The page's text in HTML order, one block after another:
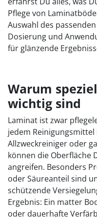
Pflege von
Auswahl des
Dosierung und
für glänzende
Warum
wichtig sind
Laminat ist zwar
jedem
Allzweckreiniger oder
können die Oberfläche
angreifen. Besonders
oder Säureanteil sind
schützende
Ergebnis: Ein matter
oder dauerhafte